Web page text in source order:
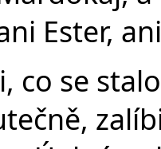
Ester,
co se